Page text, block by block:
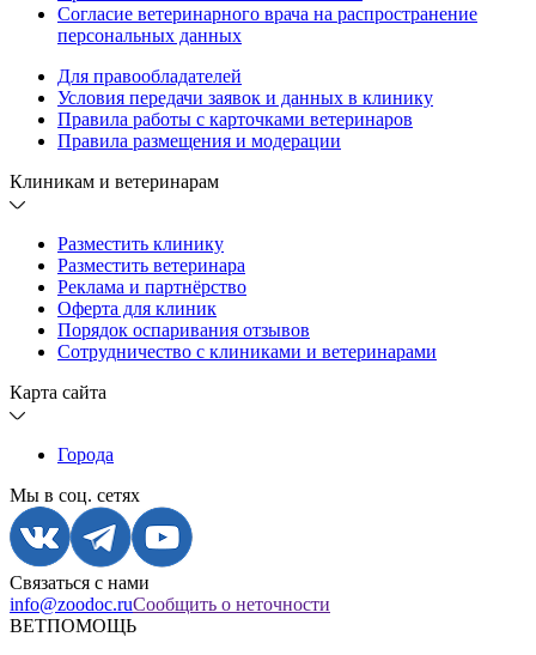
Согласие ветеринарного врача на распространение
персональных данных
Для правообладателей
Условия передачи заявок и данных в клинику
Правила работы с карточками ветеринаров
Правила размещения и модерации
Клиникам и ветеринарам
Разместить клинику
Разместить ветеринара
Реклама и партнёрство
Оферта для клиник
Порядок оспаривания отзывов
Сотрудничество с клиниками и ветеринарами
Карта сайта
Города
Мы в соц. сетях
Связаться с нами
info@zoodoc.ruСообщить о неточности
ВЕТПОМОЩЬ